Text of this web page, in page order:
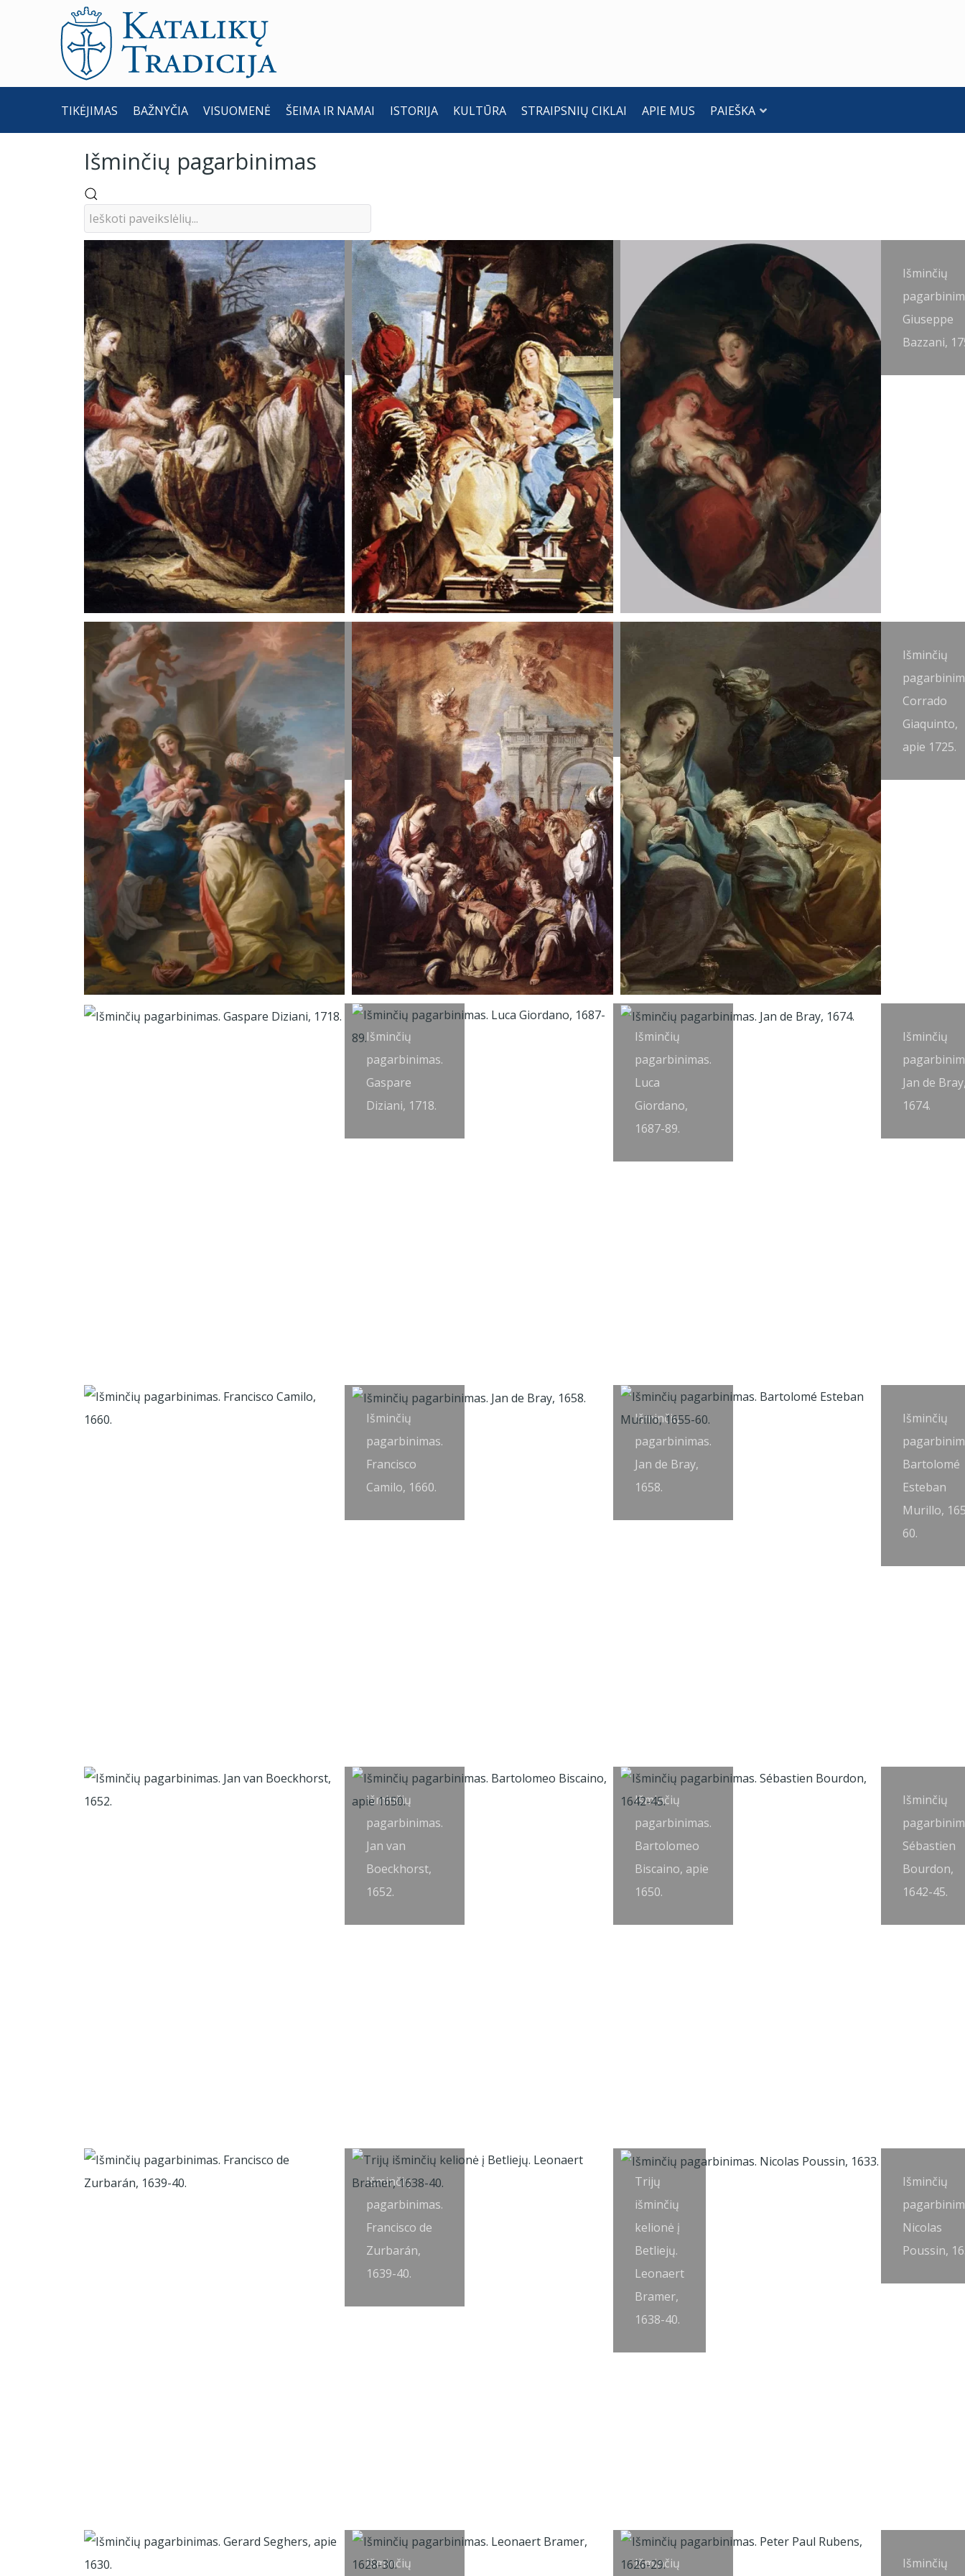
TIKĖJIMAS BAŽNYČIA VISUOMENĖ ŠEIMA IR NAMAI ISTORIJA KULTŪRA STRAIPSNIŲ CIKLAI APIE MUS PAIEŠKA
Išminčių pagarbinimas
Išminčių
pagarbinimas.
Gaspare
Diziani, 1755.
Išminčių
pagarbinimas.
Giovanni
Battista
Tiepolo, 1753.
Išminčių
Giuseppe
Bazzani,
Išminčių
pagarbinimas.
Giuseppe
Peroni, apie
1734.
Išminčių
Sebastiano
Ricci, 1726-30.
Išminčių
Corrado
Giaquinto,
apie 1725.
Išminčių
pagarbinimas.
Gaspare
Diziani, 1718.
Išminčių
pagarbinimas.
Luca
Giordano,
1687-89.
Išminčių
Jan de
1674.
Išminčių
pagarbinimas.
Francisco
Camilo, 1660.
Išminčių
pagarbinimas.
Jan de Bray,
1658.
Išminčių
Bartolomé
Esteban
Murillo,
60.
Išminčių
pagarbinimas.
Jan van
Boeckhorst,
1652.
Išminčių
pagarbinimas.
Bartolomeo
Biscaino, apie
1650.
Išminčių
Sébastien
Bourdon,
1642-45.
Išminčių
pagarbinimas.
Francisco de
Zurbarán,
1639-40.
Trijų
išminčių
kelionė į
Betliejų.
Leonaert
Bramer,
1638-40.
Išminčių
Nicolas
Poussin,
Išminčių Išminčių Išminčių